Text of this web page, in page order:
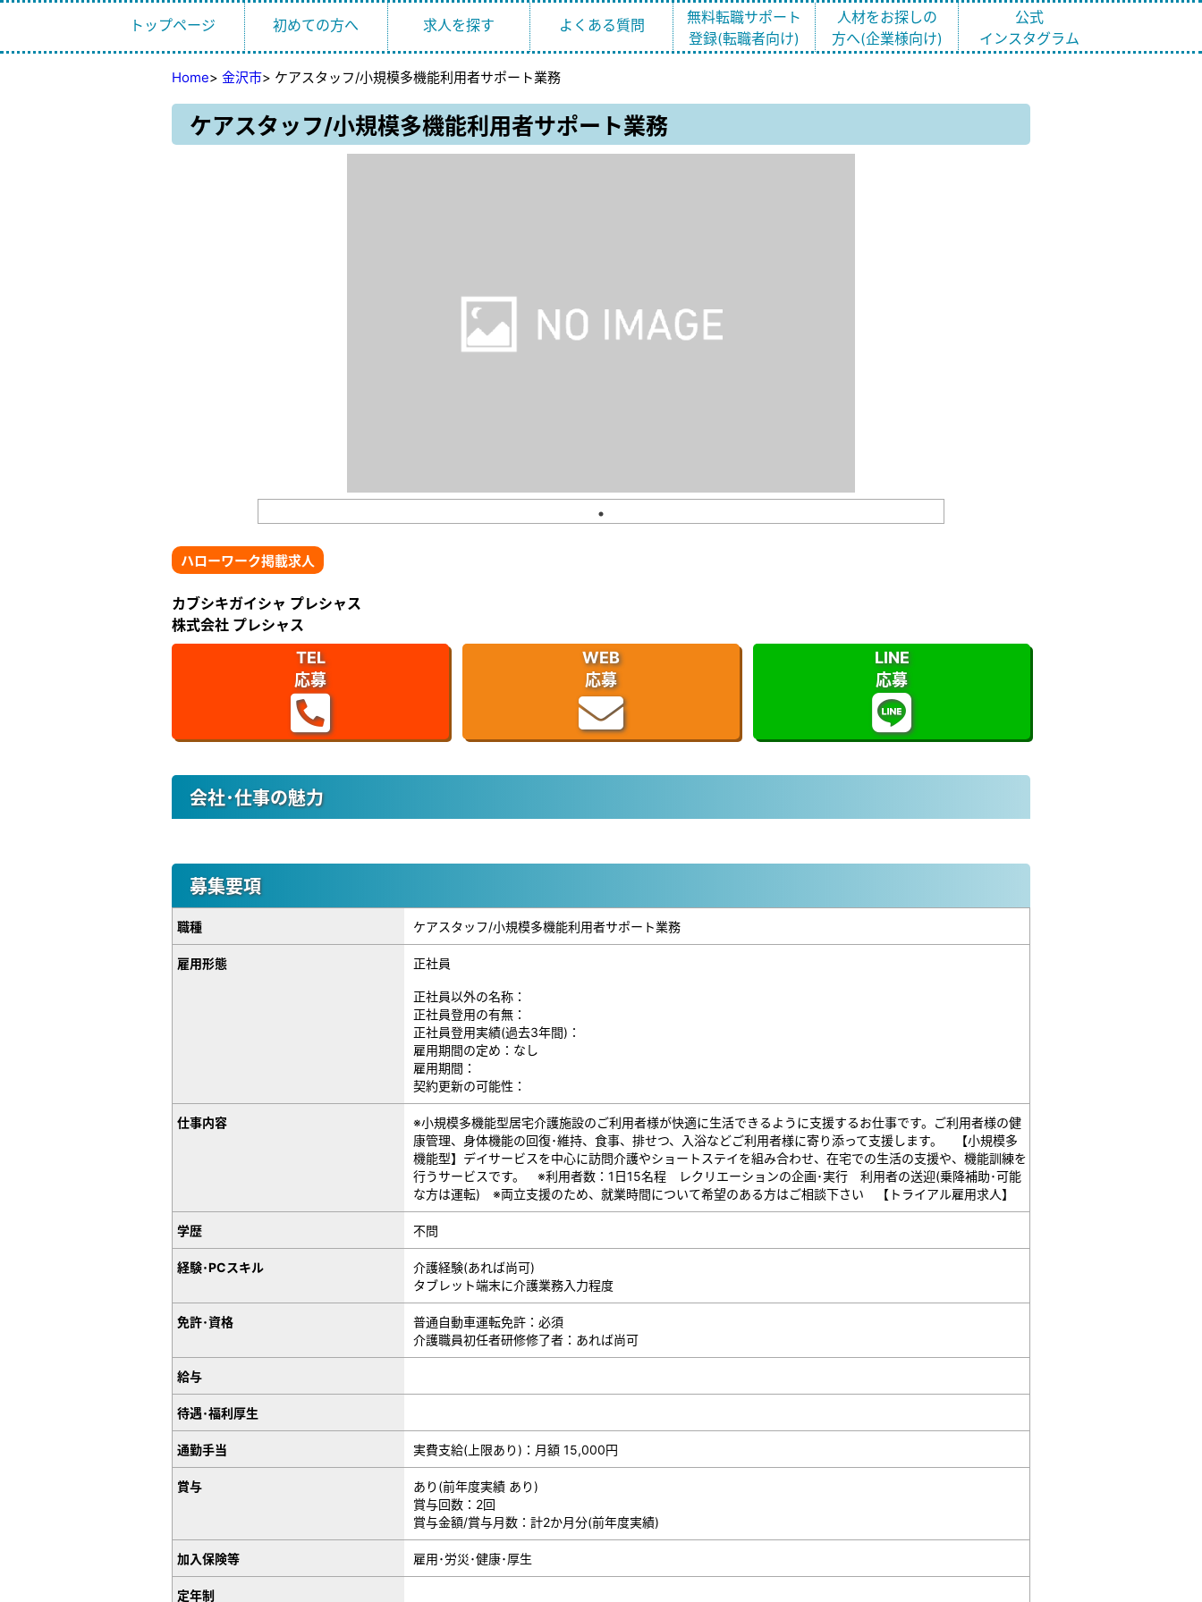
トップページ 初めての方へ 求人を探す よくある質問
無料転職サポート
登録(転職者向け)
人材をお探しの
方へ(企業様向け)
公式
インスタグラム
Home> 金沢市> ケアスタッフ/小規模多機能利用者サポート業務
ケアスタッフ/小規模多機能利用者サポート業務
ハローワーク掲載求人
カブシキガイシャ プレシャス
株式会社 プレシャス
TEL
応募
WEB
応募
LINE
応募
会社･仕事の魅力
募集要項
職種 ケアスタッフ/小規模多機能利用者サポート業務
雇用形態 正社員
正社員以外の名称：
正社員登用の有無：
正社員登用実績(過去3年間)：
雇用期間の定め：なし
雇用期間：
契約更新の可能性：
仕事内容
※小規模多機能型居宅介護施設のご利用者様が快適に生活できるように支援するお仕事です。ご利用者様の健
康管理、身体機能の回復･維持、食事、排せつ、入浴などご利用者様に寄り添って支援します。 【小規模多
機能型】デイサービスを中心に訪問介護やショートステイを組み合わせ、在宅での生活の支援や、機能訓練を
行うサービスです。 ※利用者数：1日15名程 レクリエーションの企画･実行 利用者の送迎(乗降補助･可能
な方は運転) ※両立支援のため、就業時間について希望のある方はご相談下さい 【トライアル雇用求人】
学歴 不問
経験･PCスキル
介護経験(あれば尚可)
タブレット端末に介護業務入力程度
免許･資格
普通自動車運転免許：必須
介護職員初任者研修修了者：あれば尚可
給与
待遇･福利厚生
通勤手当 実費支給(上限あり)：月額 15,000円
賞与
あり(前年度実績 あり)
賞与回数：2回
賞与金額/賞与月数：計2か月分(前年度実績)
加入保険等 雇用･労災･健康･厚生
定年制